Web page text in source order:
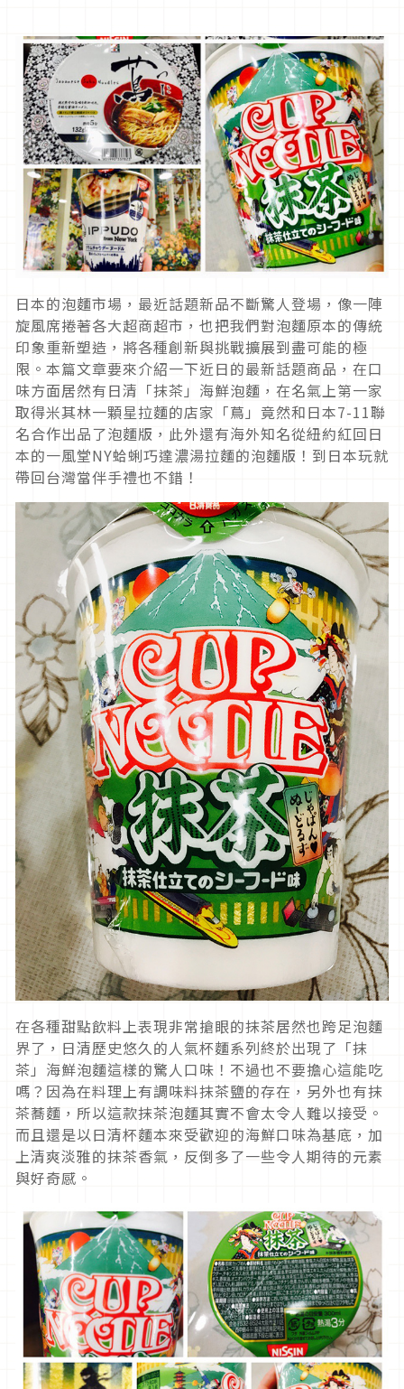
日本的泡麵市場，最近話題新品不斷驚人登場，像一陣
旋風席捲著各大超商超市，也把我們對泡麵原本的傳統
印象重新塑造，將各種創新與挑戰擴展到盡可能的極
限。本篇文章要來介紹一下近日的最新話題商品，在口
味方面居然有日清「抹茶」海鮮泡麵，在名氣上第一家
取得米其林一顆星拉麵的店家「蔦」竟然和日本7-11聯
名合作出品了泡麵版，此外還有海外知名從紐約紅回日
本的一風堂NY蛤蜊巧達濃湯拉麵的泡麵版！到日本玩就
帶回台灣當伴手禮也不錯！
在各種甜點飲料上表現非常搶眼的抹茶居然也跨足泡麵
界了，日清歷史悠久的人氣杯麵系列終於出現了「抹
茶」海鮮泡麵這樣的驚人口味！不過也不要擔心這能吃
嗎？因為在料理上有調味料抹茶鹽的存在，另外也有抹
茶蕎麵，所以這款抹茶泡麵其實不會太令人難以接受。
而且還是以日清杯麵本來受歡迎的海鮮口味為基底，加
上清爽淡雅的抹茶香氣，反倒多了一些令人期待的元素
與好奇感。